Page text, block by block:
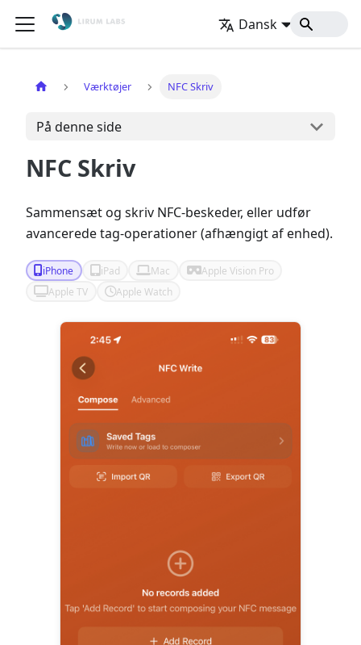
Dansk Hjem
Værktøjer NFC Skriv
På denne side
NFC Skriv
Sammensæt og skriv NFC-beskeder, eller udfør
avancerede tag-operationer (afhængigt af enhed).
iPhone iPad Mac
Apple Vision Pro
Apple TV
Apple Watch